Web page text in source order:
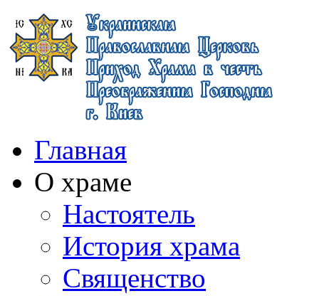
Главная
О храме
Настоятель
История храма
Священство